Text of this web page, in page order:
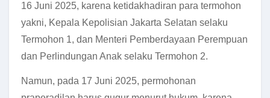
16 Juni 2025, karena ketidakhadiran para termohon
yakni, Kepala Kepolisian Jakarta Selatan selaku
Termohon 1, dan Menteri Pemberdayaan Perempuan
dan Perlindungan Anak selaku Termohon 2.
Namun, pada 17 Juni 2025, permohonan